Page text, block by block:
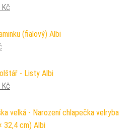
cena byla: 499 Kč.
Kč
(fialový) Albi
cena byla: 99 Kč.
- Listy Albi
cena byla: 299 Kč.
Kč
velká - Narození chlapečka velryba
32,4 cm) Albi